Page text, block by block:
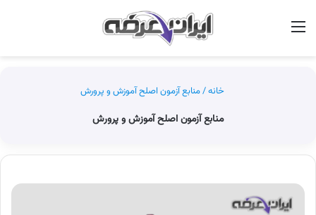
خانه/منابع آزمون اصلح آموزش و پرورش
منابع آزمون اصلح آموزش و پرورش